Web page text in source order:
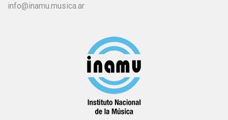
info@inamu.musica.ar